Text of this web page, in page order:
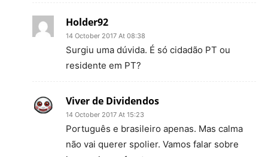
Holder92
14 October 2017 At 08:38
Surgiu uma dúvida. É só cidadão PT ou
residente em PT?
Viver de Dividendos
14 October 2017 At 15:23
Português e brasileiro apenas. Mas calma
não vai querer spolier. Vamos falar sobre